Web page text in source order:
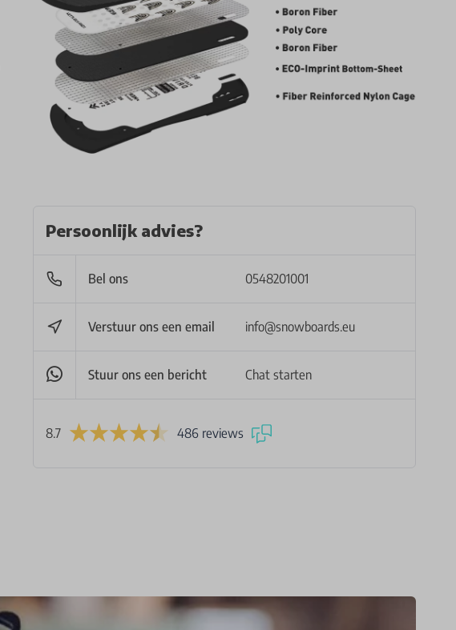
Persoonlijk advies?
Bel ons 0548201001
Verstuur ons een email info@snowboards.eu
Stuur ons een bericht Chat starten
8.7 486 reviews